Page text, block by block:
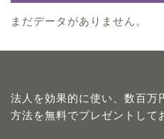
まだデータがありません。
法人を効果的に使い、数百万
方法を無料でプレゼントして